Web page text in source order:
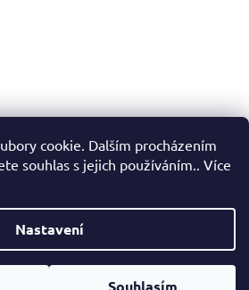
cookie. Dalším procházením
souhlas s jejich používáním.. Více
Nastavení
Souhlasím
Vytvořil Shoptet